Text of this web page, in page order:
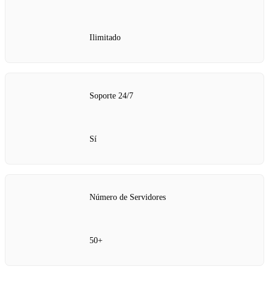
Ilimitado
Soporte 24/7
Sí
Número de Servidores
50+